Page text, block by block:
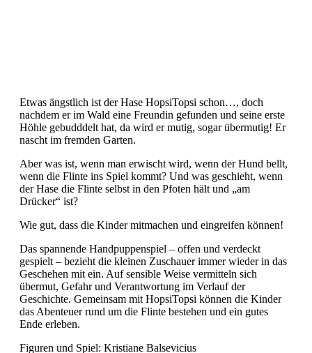
Etwas ängstlich ist der Hase HopsiTopsi schon…, doch
nachdem er im Wald eine Freundin gefunden und seine erste
Höhle gebudddelt hat, da wird er mutig, sogar übermutig! Er
nascht im fremden Garten.
Aber was ist, wenn man erwischt wird, wenn der Hund bellt,
wenn die Flinte ins Spiel kommt? Und was geschieht, wenn
der Hase die Flinte selbst in den Pfoten hält und „am
Drücker“ ist?
Wie gut, dass die Kinder mitmachen und eingreifen können!
Das spannende Handpuppenspiel – offen und verdeckt
gespielt – bezieht die kleinen Zuschauer immer wieder in das
Geschehen mit ein. Auf sensible Weise vermitteln sich
übermut, Gefahr und Verantwortung im Verlauf der
Geschichte. Gemeinsam mit HopsiTopsi können die Kinder
das Abenteuer rund um die Flinte bestehen und ein gutes
Ende erleben.
Figuren und Spiel: Kristiane Balsevicius